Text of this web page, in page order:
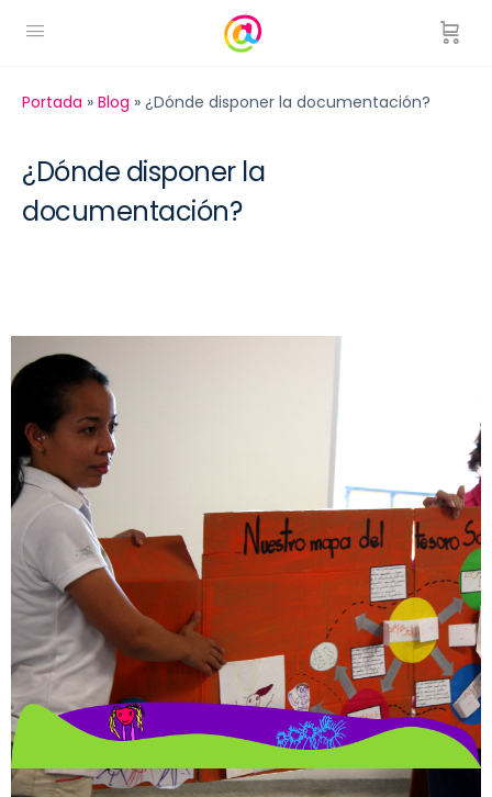
Portada » Blog » ¿Dónde disponer la documentación?
¿Dónde disponer la
documentación?